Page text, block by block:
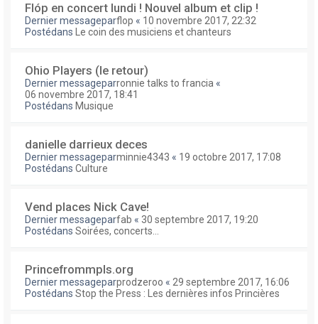
Flóp en concert lundi ! Nouvel album et clip !
Dernier messageparflop « 10 novembre 2017, 22:32
Postédans
Le coin des musiciens et chanteurs
Ohio Players (le retour)
Dernier messageparronnie talks to francia «
06 novembre 2017, 18:41
Postédans Musique
danielle darrieux deces
Dernier messageparminnie4343 « 19 octobre 2017, 17:08
Postédans Culture
Vend places Nick Cave!
Dernier messageparfab « 30 septembre 2017, 19:20
Postédans Soirées, concerts...
Princefrommpls.org
Dernier messageparprodzeroo « 29 septembre 2017, 16:06
Postédans Stop the Press : Les dernières infos Princières